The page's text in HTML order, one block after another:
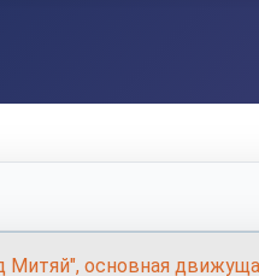
Митяй", основная